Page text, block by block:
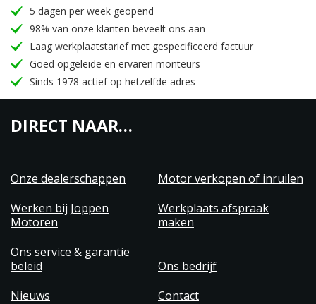
5 dagen per week geopend
98% van onze klanten beveelt ons aan
Laag werkplaatstarief met gespecificeerd factuur
Goed opgeleide en ervaren monteurs
Sinds 1978 actief op hetzelfde adres
DIRECT NAAR…
Onze dealerschappen
Motor verkopen of inruilen
Werken bij Joppen
Motoren
Werkplaats afspraak
maken
Ons service & garantie
beleid
Ons bedrijf
Nieuws
Contact